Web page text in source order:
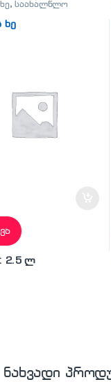
,საახალწლო
ხე
2.5 ლ
ნახვადი